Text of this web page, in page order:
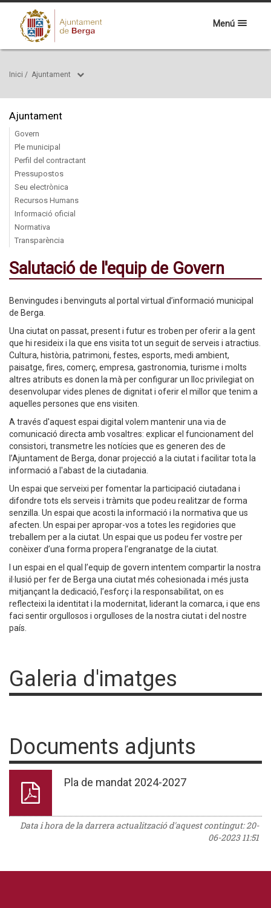
Menú
Inici / Ajuntament
Ajuntament
Govern
Ple municipal
Perfil del contractant
Pressupostos
Seu electrònica
Recursos Humans
Informació oficial
Normativa
Transparència
Salutació de l'equip de Govern
Benvingudes i benvinguts al portal virtual d’informació municipal
de Berga.
Una ciutat on passat, present i futur es troben per oferir a la gent
que hi resideix i la que ens visita tot un seguit de serveis i atractius.
Cultura, història, patrimoni, festes, esports, medi ambient,
paisatge, fires, comerç, empresa, gastronomia, turisme i molts
altres atributs es donen la mà per configurar un lloc privilegiat on
desenvolupar vides plenes de dignitat i oferir el millor que tenim a
aquelles persones que ens visiten.
A través d'aquest espai digital volem mantenir una via de
comunicació directa amb vosaltres: explicar el funcionament del
consistori, transmetre les notícies que es generen des de
l’Ajuntament de Berga, donar projecció a la ciutat i facilitar tota la
informació a l'abast de la ciutadania.
Un espai que serveixi per fomentar la participació ciutadana i
difondre tots els serveis i tràmits que podeu realitzar de forma
senzilla. Un espai que acosti la informació i la normativa que us
afecten. Un espai per apropar-vos a totes les regidories que
treballem per a la ciutat. Un espai que us podeu fer vostre per
conèixer d’una forma propera l’engranatge de la ciutat.
I un espai en el qual l’equip de govern intentem compartir la nostra
il·lusió per fer de Berga una ciutat més cohesionada i més justa
mitjançant la dedicació, l’esforç i la responsabilitat, on es
reflecteixi la identitat i la modernitat, liderant la comarca, i que ens
faci sentir orgullosos i orgulloses de la nostra ciutat i del nostre
país.
Galeria d'imatges
Documents adjunts
Pla de mandat 2024-2027
Data i hora de la darrera actualització d'aquest contingut:20-
06-2023 11:51